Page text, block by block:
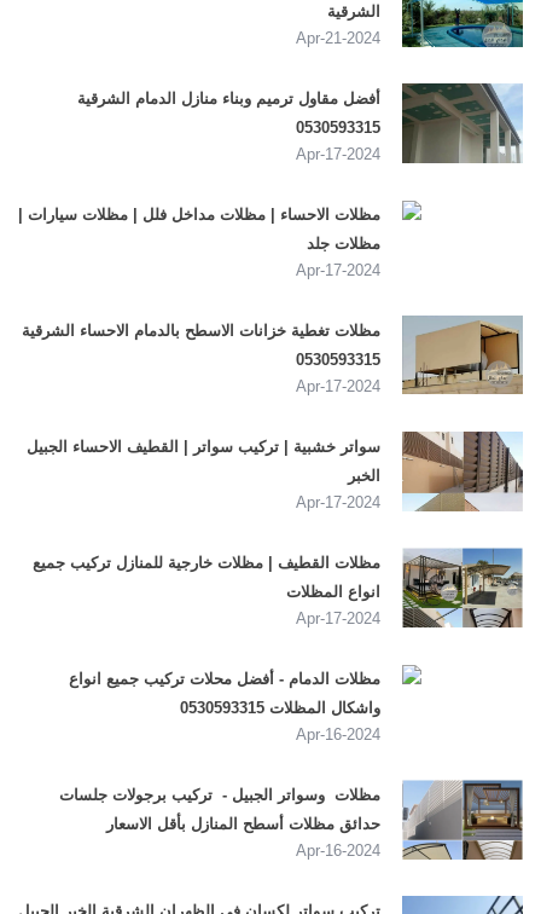
الشرقية
2024-Apr-21
أفضل مقاول ترميم وبناء منازل الدمام الشرقية
0530593315
2024-Apr-17
مظلات الاحساء | مظلات مداخل فلل | مظلات سيارات |
مظلات جلد
2024-Apr-17
مظلات تغطية خزانات الاسطح بالدمام الاحساء الشرقية
0530593315
2024-Apr-17
سواتر خشبية | تركيب سواتر | القطيف الاحساء الجبيل
الخبر
2024-Apr-17
مظلات القطيف | مظلات خارجية للمنازل تركيب جميع
انواع المظلات
2024-Apr-17
مظلات الدمام - أفضل محلات تركيب جميع انواع
واشكال المظلات 0530593315
2024-Apr-16
مظلات وسواتر الجبيل - تركيب برجولات جلسات
حدائق مظلات أسطح المنازل بأقل الاسعار
2024-Apr-16